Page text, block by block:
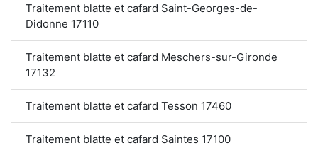
Traitement blatte et cafard Saint-Georges-de-
Didonne 17110
Traitement blatte et cafard Meschers-sur-Gironde
17132
Traitement blatte et cafard Tesson 17460
Traitement blatte et cafard Saintes 17100